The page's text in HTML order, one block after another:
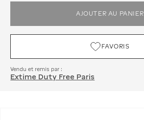
AJOUTER AU PANIER
FAVORIS
Vendu et remis par :
Extime Duty Free Paris